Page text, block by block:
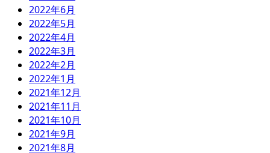
2022年6月
2022年5月
2022年4月
2022年3月
2022年2月
2022年1月
2021年12月
2021年11月
2021年10月
2021年9月
2021年8月